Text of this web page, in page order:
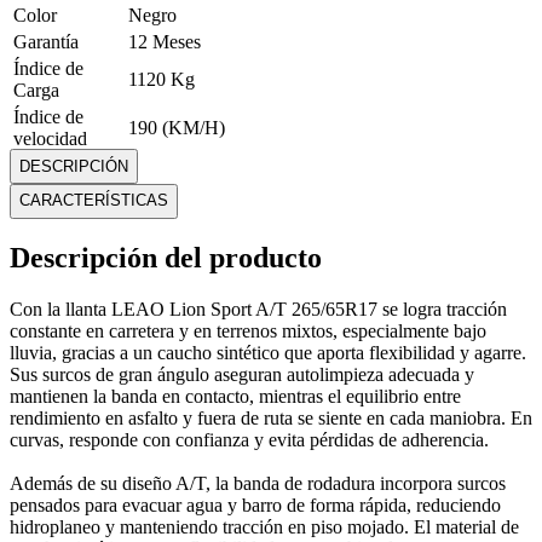
Color
Negro
Garantía
12 Meses
Índice de
Carga
1120 Kg
Índice de
velocidad
190 (KM/H)
Ancho
Marca
LEAO
Caucho sintético, que proporciona flexibilidad y
Medidas
Alto: 77.6 cm Ancho: 26.5 cm Profundo: 77.6 cm
Peso
16.99 Kg
Rin
R17
Perfil
65
Mostrar más
DESCRIPCIÓN
CARACTERÍSTICAS
Descripción del producto
Con la llanta LEAO Lion Sport A/T 265/65R17 se logra tracción
constante en carretera y en terrenos mixtos, especialmente bajo
lluvia, gracias a un caucho sintético que aporta flexibilidad y agarre.
Sus surcos de gran ángulo aseguran autolimpieza adecuada y
mantienen la banda en contacto, mientras el equilibrio entre
rendimiento en asfalto y fuera de ruta se siente en cada maniobra. En
curvas, responde con confianza y evita pérdidas de adherencia.
Además de su diseño A/T, la banda de rodadura incorpora surcos
pensados para evacuar agua y barro de forma rápida, reduciendo
hidroplaneo y manteniendo tracción en piso mojado. El material de